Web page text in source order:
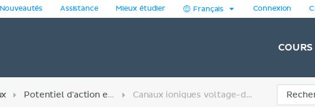
Nouveautés Assistance Mieux étudier Français Connexion
COURS
Potentiel d'action et synapses Canaux ioniques voltage-dépendants